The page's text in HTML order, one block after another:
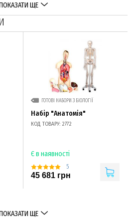
ЩЕ
ГОТОВІ НАБОРИ З БІОЛОГІЇ
Набір "Анатомія"
КОД ТОВАРУ: 2772
Є в наявності
5
45 681 грн
ЩЕ